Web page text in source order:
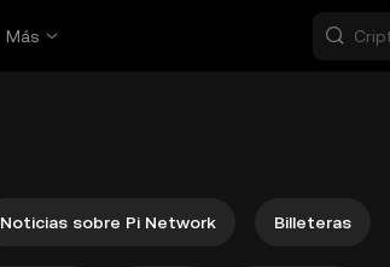
Más
Noticias sobre Pi Network Billeteras